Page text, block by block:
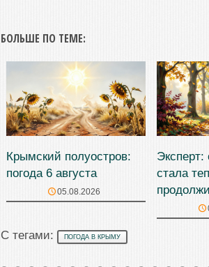
БОЛЬШЕ ПО ТЕМЕ:
Крымский полуостров:
погода 6 августа
05.08.2026
стала
С тегами: ПОГОДА В КРЫМУ